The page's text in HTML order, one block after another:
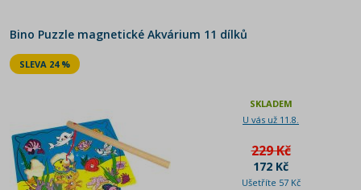
Bino Puzzle magnetické Akvárium 11 dílků
SLEVA 24 %
SKLADEM
U vás už 11.8.
229 Kč
172 Kč
Ušetříte 57 Kč